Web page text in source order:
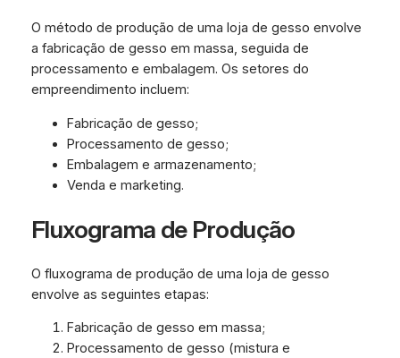
O método de produção de uma loja de gesso envolve
a fabricação de gesso em massa, seguida de
processamento e embalagem. Os setores do
empreendimento incluem:
Fabricação de gesso;
Processamento de gesso;
Embalagem e armazenamento;
Venda e marketing.
Fluxograma de Produção
O fluxograma de produção de uma loja de gesso
envolve as seguintes etapas:
Fabricação de gesso em massa;
Processamento de gesso (mistura e